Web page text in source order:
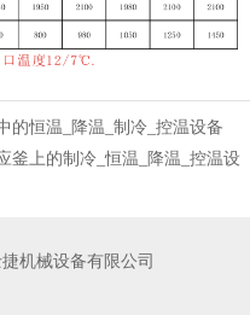
的恒温_降温_制冷_控温设备
釜上的制冷_恒温_降温_控温设
机械设备有限公司